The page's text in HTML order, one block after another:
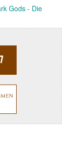
Gods - Die